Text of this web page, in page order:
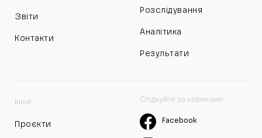
Звіти
Контакти
Розслідування
Аналітика
Результати
Інше
Проєкти
Слідкуйте за новинами
Facebook